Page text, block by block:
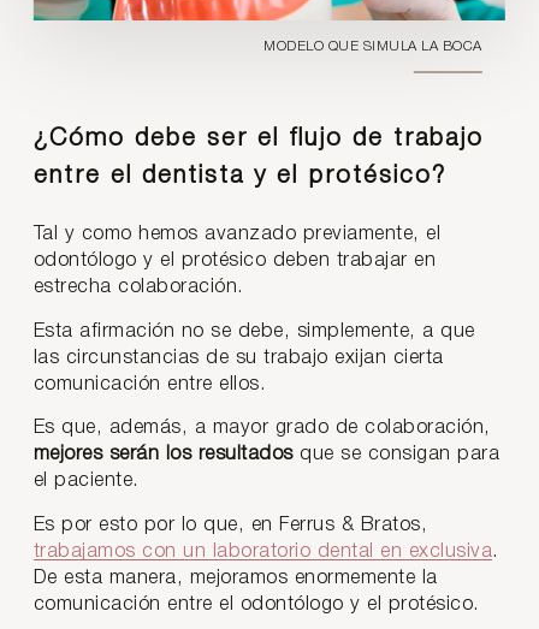
MODELO QUE SIMULA LA BOCA
¿Cómo debe ser el flujo de trabajo
entre el dentista y el protésico?
Tal y como hemos avanzado previamente, el
odontólogo y el protésico deben trabajar en
estrecha colaboración.
Esta afirmación no se debe, simplemente, a que
las circunstancias de su trabajo exijan cierta
comunicación entre ellos.
Es que, además, a mayor grado de colaboración,
mejores serán los resultadosque se consigan para
el paciente.
Es por esto por lo que, en Ferrus & Bratos,
trabajamos con un laboratorio dental en exclusiva .
De esta manera, mejoramos enormemente la
comunicación entre el odontólogo y el protésico.